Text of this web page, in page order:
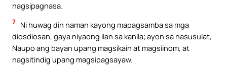
nagsipagnasa.
7 Ni huwag din naman kayong mapagsamba sa mga
diosdiosan, gaya niyaong ilan sa kanila; ayon sa nasusulat,
Naupo ang bayan upang magsikain at magsiinom, at
nagsitindig upang magsipagsayaw.